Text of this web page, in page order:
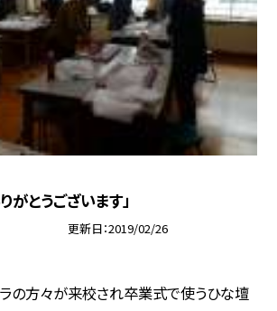
がとうございます」
更新日 2019/02/26
ラの方々が来校され卒業式で使うひな壇